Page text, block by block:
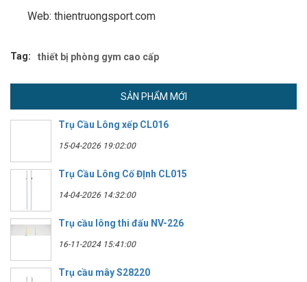
Web: thientruongsport.com
Tag: thiết bị phòng gym cao cấp
SẢN PHẨM MỚI
Trụ Cầu Lông xếp CL016
15-04-2026 19:02:00
Trụ Cầu Lông Cố ĐỊnh CL015
14-04-2026 14:32:00
Trụ cầu lông thi đấu NV-226
16-11-2024 15:41:00
Trụ cầu mây S28220